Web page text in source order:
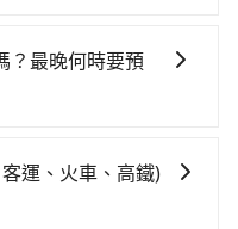
）的高鐵從左營站前
再用5分鐘出站、等待
分鐘，假設2位同行，
元。不過屏東縣領有合
額外加收$3.2，從屏東
費預估為
額外的汽車保險與可
iRent只提供最基本的
到車，也可考慮打電
車、碧信汽車行、小
好臨時叫車，那要注
，計程車密度為雙北的
？最晚何時要預
，三秒內即可查到真
與線上刷卡，訂單即
運、火車、高鐵)